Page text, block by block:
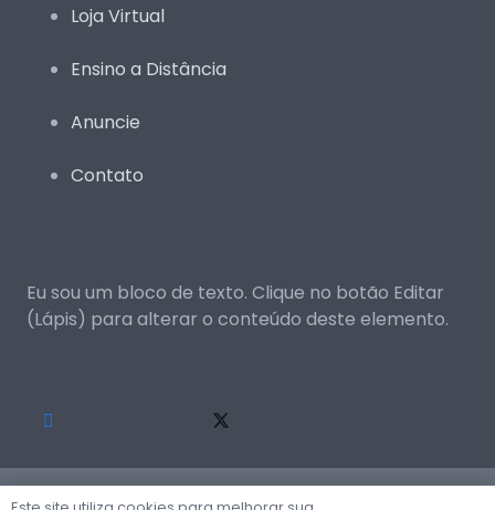
Loja Virtual
Ensino a Distância
Anuncie
Contato
Eu sou um bloco de texto. Clique no botão Editar
(Lápis) para alterar o conteúdo deste elemento.